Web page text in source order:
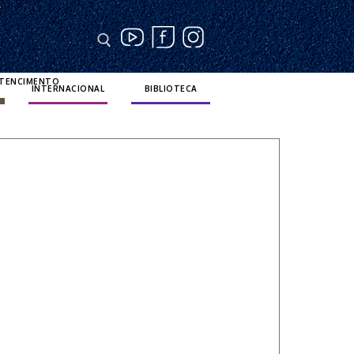
INTERNACIONAL BIBLIOTECA